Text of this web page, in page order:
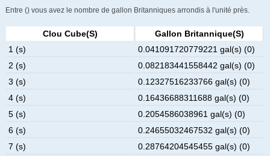
Entre () vous avez le nombre de gallon Britanniques arrondis à l'unité près.
Clou Cube(s)
Gallon Britannique(s)
1 (s)
0.041091720779221 gal(s) (0)
2 (s)
0.082183441558442 gal(s) (0)
3 (s)
0.12327516233766 gal(s) (0)
4 (s)
0.16436688311688 gal(s) (0)
5 (s)
0.2054586038961 gal(s) (0)
6 (s)
0.24655032467532 gal(s) (0)
7 (s)
0.28764204545455 gal(s) (0)